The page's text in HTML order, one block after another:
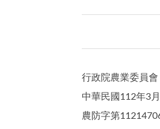
行政院農業委員
中華民國112年3
農防字第